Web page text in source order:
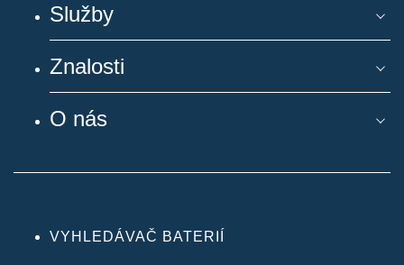
Služby
Znalosti
O nás
VYHLEDÁVAČ BATERIÍ